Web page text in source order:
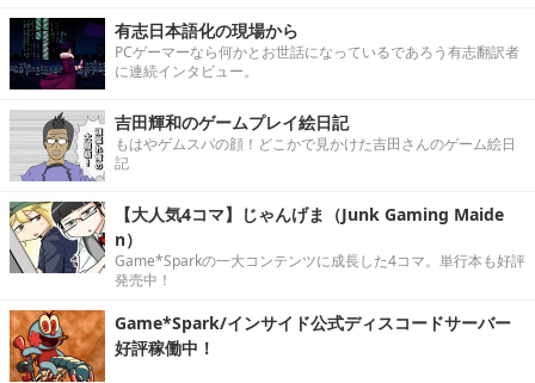
有志日本語化の現場から
PCゲーマーなら何かとお世話になっているであろう有志翻訳者
に連続インタビュー。
吉田輝和のゲームプレイ絵日記
もはやゲムスパの顔！どこかで見かけた吉田さんのゲーム絵日
記
【大人気4コマ】じゃんげま（Junk Gaming Maide
n）
Game*Sparkの一大コンテンツに成長した4コマ。単行本も好評
発売中！
Game*Spark/インサイド公式ディスコードサーバー
好評稼働中！